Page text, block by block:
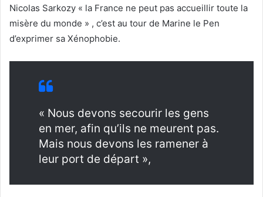
X a
i
Nicolas Sarkozy « la France ne peut pas accueillir toute la
misère du monde » , c’est au tour de Marine le Pen
d’exprimer sa Xénophobie.
« Nous devons secourir les gens
en mer, afin qu’ils ne meurent pas.
Mais nous devons les ramener à
leur port de départ »,